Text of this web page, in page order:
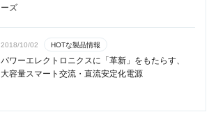
ーズ
2018/10/02 HOTな製品情報
パワーエレクトロニクスに「革新」をもたらす、
大容量スマート交流・直流安定化電源